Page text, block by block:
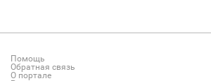
Помощь
Обратная связь
О портале